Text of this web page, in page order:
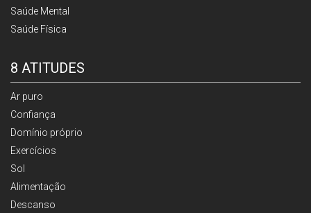
Saúde Mental
Saúde Física
8 ATITUDES
Ar puro
Confiança
Domínio próprio
Exercícios
Sol
Alimentação
Descanso